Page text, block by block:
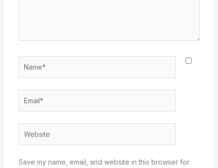
Save my name, email, and website in this browser for